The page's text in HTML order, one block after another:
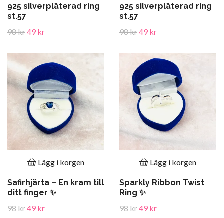
925 silverpläterad ring
st.57
98 kr49 kr
925 silverpläterad ring
st.57
98 kr49 kr
Lägg i korgen
Safirhjärta – En kram till
ditt finger ✨
98 kr49 kr
Lägg i korgen
Sparkly Ribbon Twist
Ring ✨
98 kr49 kr